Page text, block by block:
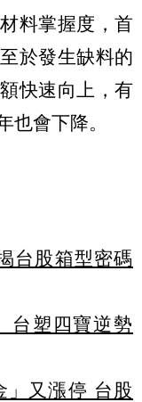
料掌握度，首
於發生缺料的
快速向上，有
也會下降。
台股箱型密碼
台塑四寶逆勢
」又漲停 台股